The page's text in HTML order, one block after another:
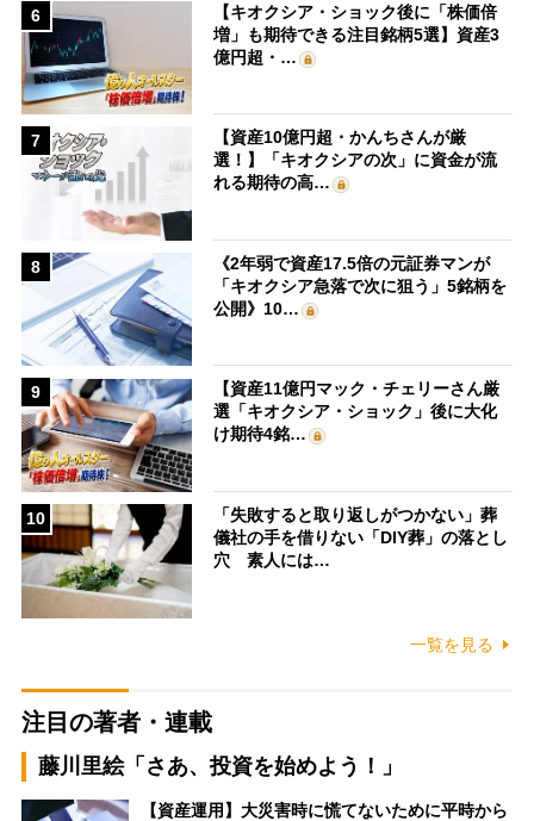
6
【キオクシア・ショック後に「株価倍
増」も期待できる注目銘柄5選】資産3
億円超・…
7
【資産10億円超・かんちさんが厳
選！】「キオクシアの次」に資金が流
れる期待の高…
8
《2年弱で資産17.5倍の元証券マンが
「キオクシア急落で次に狙う」5銘柄を
公開》10…
9
【資産11億円マック・チェリーさん厳
選「キオクシア・ショック」後に大化
け期待4銘…
10
「失敗すると取り返しがつかない」葬
儀社の手を借りない「DIY葬」の落とし
穴 素人には…
一覧を見る
注目の著者・連載
藤川里絵「さあ、投資を始めよう！」
【資産運用】大災害時に慌てないために平時から